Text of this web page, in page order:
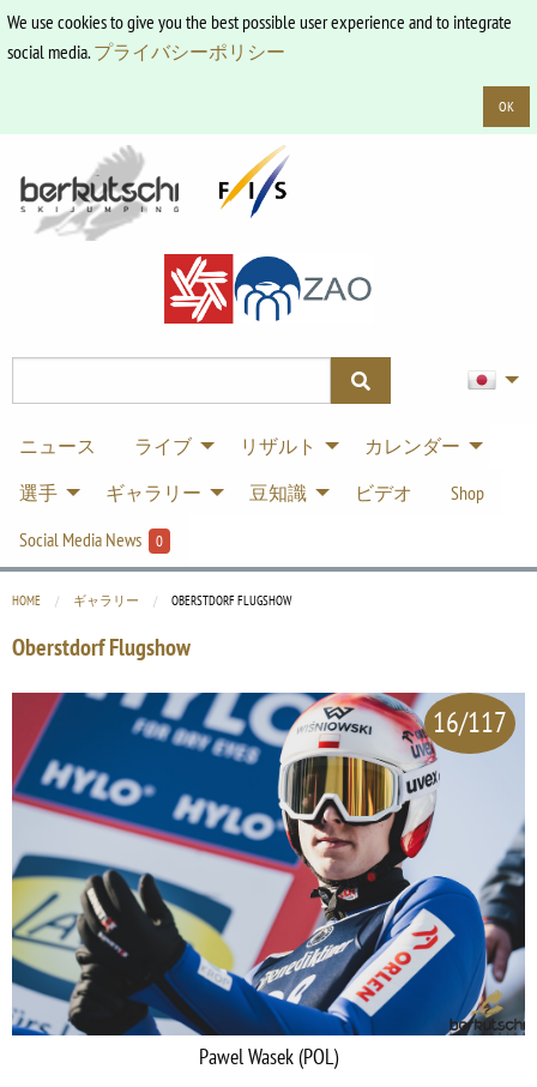
We use cookies to give you the best possible user experience and to integrate
social media.プライバシーポリシー
OK
ニュース ライブ リザルト
カレンダー
選手
ギャラリー 豆知識 ビデオ
Shop
Social Media News
0
HOME ギャラリー CURRENT:
OBERSTDORF FLUGSHOW
Oberstdorf Flugshow
16/117
Pawel Wasek (POL)